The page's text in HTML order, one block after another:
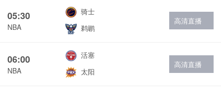
05:30
NBA
骑士
鹈鹕
高清直播
06:00
NBA
活塞
太阳
高清直播